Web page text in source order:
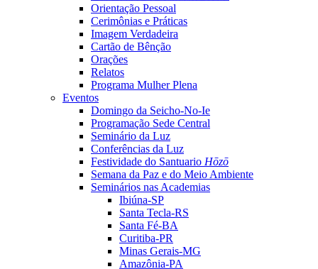
Orientação Pessoal
Cerimônias e Práticas
Imagem Verdadeira
Cartão de Bênção
Orações
Relatos
Programa Mulher Plena
Eventos
Domingo da Seicho-No-Ie
Programação Sede Central
Seminário da Luz
Conferências da Luz
Festividade do Santuario Hōzō
Semana da Paz e do Meio Ambiente
Seminários nas Academias
Ibiúna-SP
Santa Tecla-RS
Santa Fé-BA
Curitiba-PR
Minas Gerais-MG
Amazônia-PA